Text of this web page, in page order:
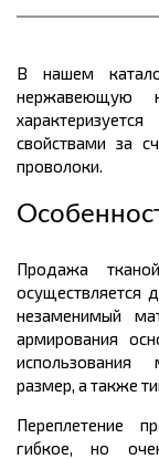
В нашем
нержавеющую
свойствами за
проволоки.
Продажа
осуществляется
незаменимый
армирования
размер, а также
Переплетение
гибкое, но